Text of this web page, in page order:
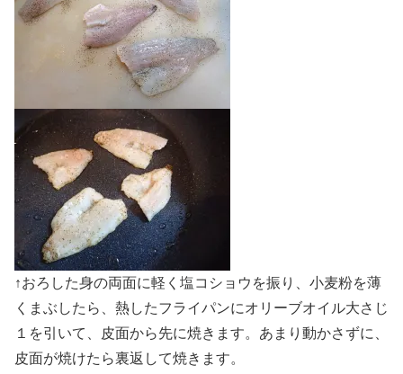
↑おろした身の両面に軽く塩コショウを振り、小麦粉を薄
くまぶしたら、熱したフライパンにオリーブオイル大さじ
１を引いて、皮面から先に焼きます。あまり動かさずに、
皮面が焼けたら裏返して焼きます。